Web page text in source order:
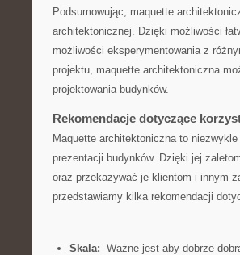
Podsumowując, maquette
architektonicznej. Dzięki możliwości
możliwości eksperymentowania z
projektu, maquette architektoniczna
projektowania budynków.
Rekomendacje dotyczące
Maquette architektoniczna to
prezentacji budynków. ⁢Dzięki jej
oraz ⁣przekazywać ​je klientom i innym
‌przedstawiamy ‍kilka rekomendacji
Skala:
Ważne jest ⁣aby dobrze